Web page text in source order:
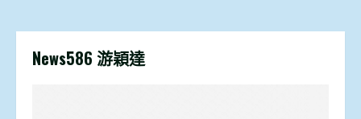
News586 游穎達